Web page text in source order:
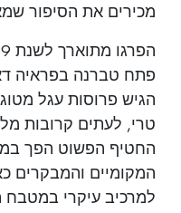
מכירים את הסיפור
פתח טברנה בפראיה
הגיש פרוסות עגל
טרי, לעתים קרובות
החטיף הפשוט הפך
המקומיים והמבקרים
למרכיב עיקרי במטבח